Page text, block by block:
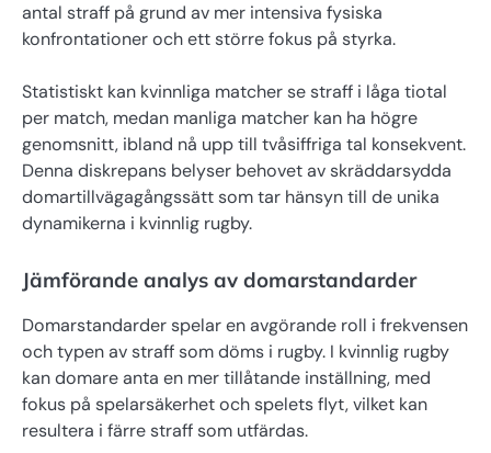
antal straff på grund av mer intensiva fysiska
konfrontationer och ett större fokus på styrka.
Statistiskt kan kvinnliga matcher se straff i låga tiotal
per match, medan manliga matcher kan ha högre
genomsnitt, ibland nå upp till tvåsiffriga tal konsekvent.
Denna diskrepans belyser behovet av skräddarsydda
domartillvägagångssätt som tar hänsyn till de unika
dynamikerna i kvinnlig rugby.
Jämförande analys av domarstandarder
Domarstandarder spelar en avgörande roll i frekvensen
och typen av straff som döms i rugby. I kvinnlig rugby
kan domare anta en mer tillåtande inställning, med
fokus på spelarsäkerhet och spelets flyt, vilket kan
resultera i färre straff som utfärdas.